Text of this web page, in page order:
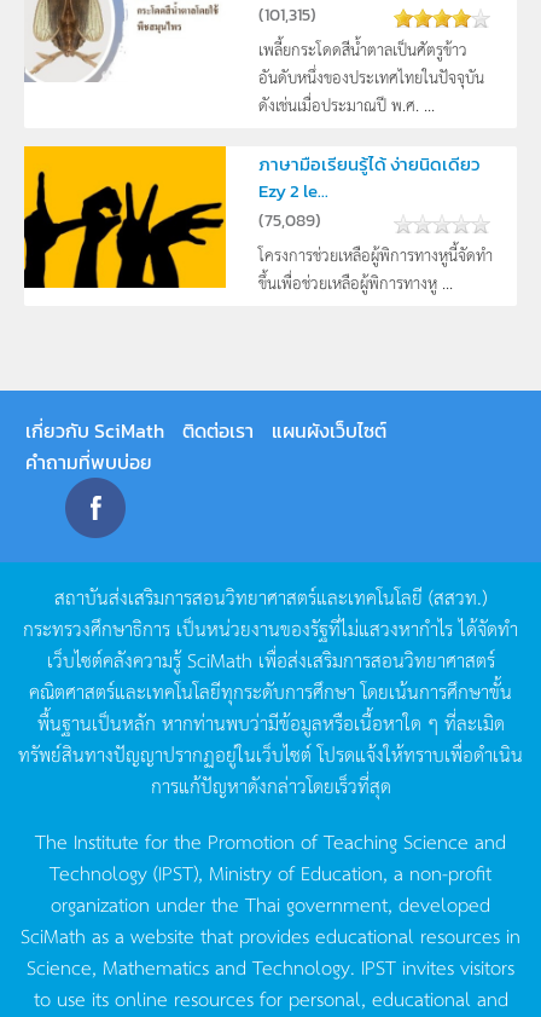
(101,315)
เพลี้ยกระโดดสีน้ำตาลเป็นศัตรูข้าว
อันดับหนึ่งของประเทศไทยในปัจจุบัน
ดังเช่นเมื่อประมาณปี พ.ศ. ...
ภาษามือเรียนรู้ได้ ง่ายนิดเดียว
Ezy 2 le...
(75,089)
โครงการช่วยเหลือผู้พิการทางหูนี้จัดทำ
ขึ้นเพื่อช่วยเหลือผู้พิการทางหู ...
เกี่ยวกับ SciMath ติดต่อเรา
แผนผังเว็บไซต์
คำถามที่พบบ่อย
สถาบันส่งเสริมการสอนวิทยาศาสตร์และเทคโนโลยี (สสวท.)
กระทรวงศึกษาธิการ เป็นหน่วยงานของรัฐที่ไม่แสวงหากำไรได้จัดทำ
เว็บไซต์คลังความรู้SciMath เพื่อส่งเสริมการสอนวิทยาศาสตร์
คณิตศาสตร์และเทคโนโลยีทุกระดับการศึกษา โดยเน้นการศึกษาขั้น
พื้นฐานเป็นหลัก หากท่านพบว่ามีข้อมูลหรือเนื้อหาใด ๆ ที่ละเมิด
ทรัพย์สินทางปัญญาปรากฏอยู่ในเว็บไซต์โปรดแจ้งให้ทราบเพื่อดำเนิน
การแก้ปัญหาดังกล่าวโดยเร็วที่สุด
The Institute for the Promotion of Teaching Science and
Technology (IPST), Ministry of Education, a non-profit
organization under the Thai government, developed
SciMath as a website that provides educational resources in
Science, Mathematics and Technology. IPST invites visitors
to use its online resources for personal, educational and